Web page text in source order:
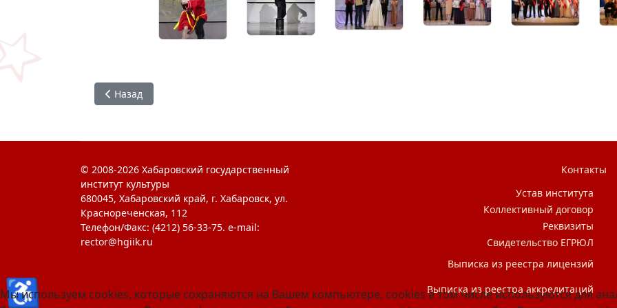
Предыдущий: Добровольческий отряд «Мы» в «В кругу друзей̆»
Назад
© 2008-2026 Хабаровский государственный
институт культуры
680045, Хабаровский край, г. Хабаровск, ул.
Краснореченская, 112
Телефон/Факс: (4212) 56-33-75. e-mail:
rector@hgiik.ru
Контакты
Устав института
Коллективный договор
Реквизиты
Свидетельство ЕГРЮЛ
Выписка из реестра лицензий
Выписка из реестра аккредитаций
Мы используем cookies, которые сохраняются на Вашем компьютере, cookies в том числе используются для